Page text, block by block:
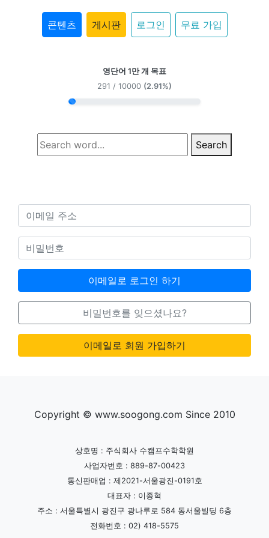
콘텐츠 게시판 로그인 무료 가입
영단어 1만 개 목표
291 / 10000 (2.91%)
Search
이메일로 로그인 하기
비밀번호를 잊으셨나요?
이메일로 회원 가입하기
Copyright © www.soogong.com Since 2010
상호명 : 주식회사 수캠프수학학원
사업자번호 : 889-87-00423
통신판매업 : 제2021-서울광진-0191호
대표자 : 이종혁
주소 : 서울특별시 광진구 광나루로 584 동서울빌딩 6층
전화번호 : 02) 418-5575